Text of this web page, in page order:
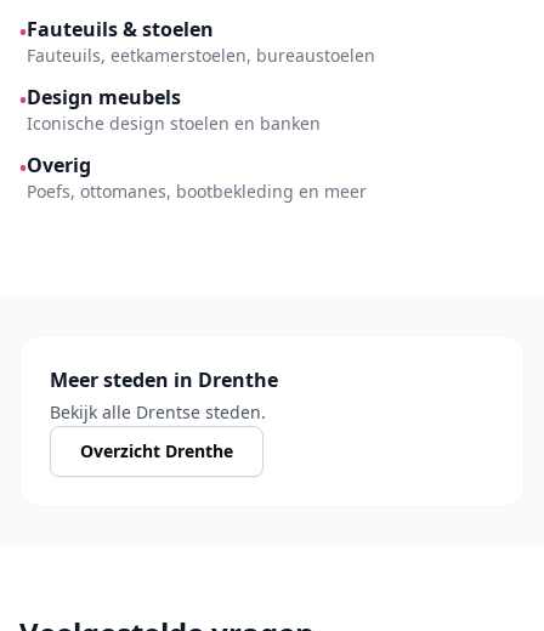
•Fauteuils & stoelen
Fauteuils, eetkamerstoelen, bureaustoelen
•Design meubels
Iconische design stoelen en banken
•Overig
Poefs, ottomanes, bootbekleding en meer
Meer steden in Drenthe
Bekijk alle Drentse steden.
Overzicht Drenthe